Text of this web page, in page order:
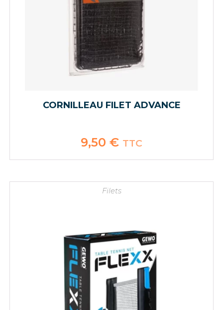
CORNILLEAU FILET ADVANCE
9,50 € TTC
Filets